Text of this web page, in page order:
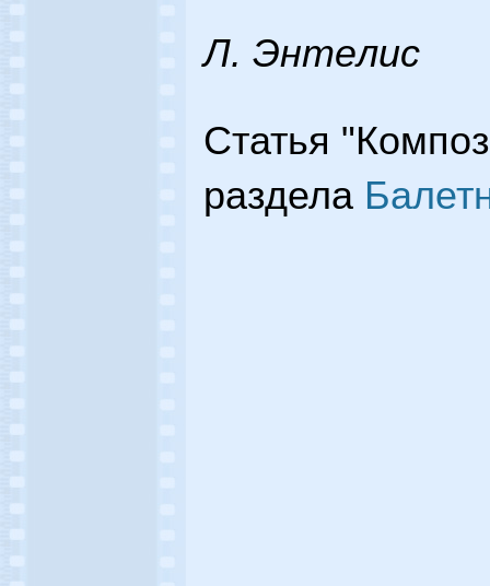
Л. Энтeлиc
Статья
раздела